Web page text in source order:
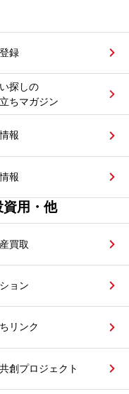
録
探しの
ちマガジン
報
報
資用・他
買取
ョン
リンク
創プロジェクト